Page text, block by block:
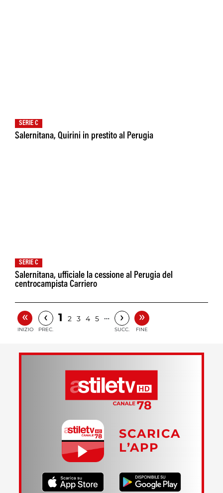
SERIE C
Salernitana, Quirini in prestito al Perugia
SERIE C
Salernitana, ufficiale la cessione al Perugia del
centrocampista Carriero
«
INIZIO
‹
PREC.
1 2 3 4 5 … ›
SUCC.
»
FINE
SCARICA
L’APP